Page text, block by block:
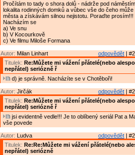
Pročítám to tady o shora dolů - nádrže pod
lokalita rodinných domků a vůbec vše do čeho může
města a získávám silnou nejistotu. Poraďte prosím!!!
Nacházím se
a) Ve snu
b) V Kocourkově
c) Ve filmu Miloše Formana
odpovědět |
Autor: Milan Linhart
Titulek: Re:Můžete mi vážení přátelé(nebo
nepřátel) seriózně ř
d) je správně. Nacházíte se v Chotěboři!
odpovědět |
Autor: Jirčák
Titulek: Re:Můžete mi vážení přátelé(nebo
nepřátel) seriózně ř
jsi evidentně vedle!!! Je to oblíbený seriál Pat a
vše povede
odpovědět |
Autor: Ludva
Titulek: Re:Re:Můžete mi vážení přátelé(nebo
nepřátel) seriózně